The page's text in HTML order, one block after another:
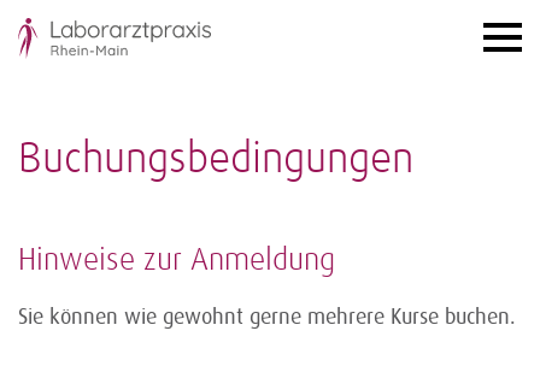
Buchungsbedingungen
Hinweise zur Anmeldung
Sie können wie gewohnt gerne mehrere Kurse buchen.